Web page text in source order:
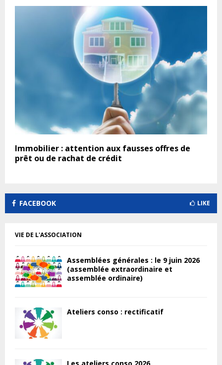
Immobilier : attention aux fausses offres de
prêt ou de rachat de crédit
FACEBOOK LIKE
VIE DE L'ASSOCIATION
Assemblées générales : le 9 juin 2026
(assemblée extraordinaire et
assemblée ordinaire)
Ateliers conso : rectificatif